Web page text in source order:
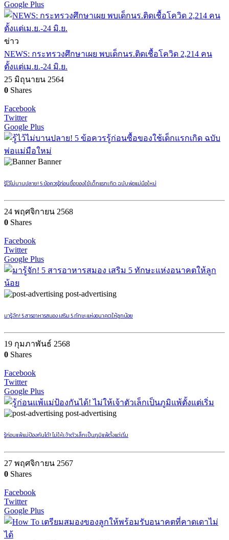
Google Plus
ข่าว
NEWS: กระทรวงศึกษาเผย พบเด็กนร.ติดเชื้อโควิด 2,214 คน
ตั้งแต่เม.ย.-24 มิ.ย.
25 มิถุนายน 2564
0 Shares
Facebook
Twitter
Google Plus
Banner
รู้ไว้ไม่บานปลาย! 5 ข้อควรรู้ก่อนซื้อของใช้เด็กแรกเกิด ฉบับพ่อแม่มือใหม่
24 พฤศจิกายน 2568
0 Shares
Facebook
Twitter
Google Plus
post-advertising
มารู้จัก! 5 สารอาหารสมอง เสริม 5 ทักษะแห่งอนาคตให้ลูกน้อย
19 กุมภาพันธ์ 2568
0 Shares
Facebook
Twitter
Google Plus
post-advertising
รู้ก่อนแพ้แม่ป้องกันได้! ไม่ให้เจ้าตัวเล็กเป็นภูมิแพ้ตั้งแต่เริ่ม
27 พฤศจิกายน 2567
0 Shares
Facebook
Twitter
Google Plus